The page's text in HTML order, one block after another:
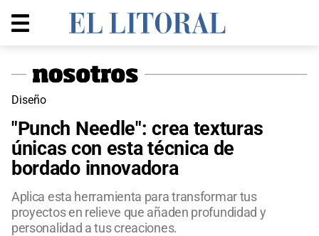
Diseño
"Punch Needle": crea texturas
únicas con esta técnica de
bordado innovadora
Aplica esta herramienta para transformar tus
proyectos en relieve que añaden profundidad y
personalidad a tus creaciones.